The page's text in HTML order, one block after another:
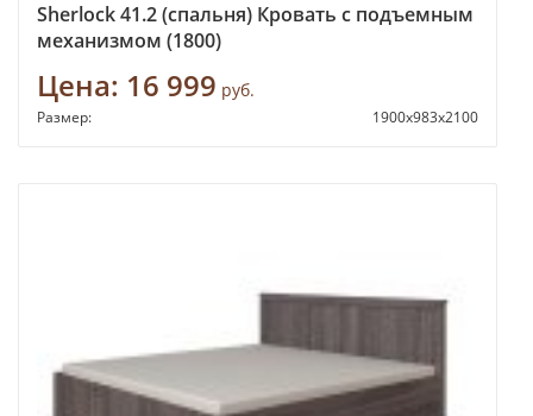
Sherlock 41.2 (спальня) Кровать с подъемным
механизмом (1800)
Цена: 16 999 руб.
Размер: 1900х983х2100